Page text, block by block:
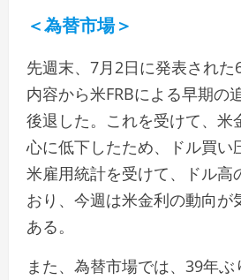
＜為替市場＞
先週末、7月2日に発表され
内容から米FRBによる早期の
後退した。これを受けて、米
心に低下したため、ドル買い
米雇用統計を受けて、ドル高
おり、今週は米金利の動向が
ある。
また、為替市場では、39年